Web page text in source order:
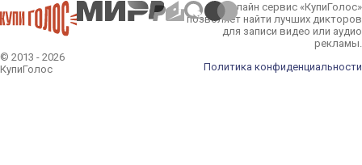
© 2013 - 2026
КупиГолос
Онлайн сервис «КупиГолос»
позволяет найти лучших дикторов
для записи видео или аудио
рекламы.
Политика конфиденциальности